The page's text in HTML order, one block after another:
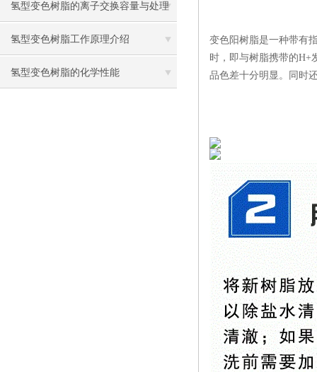
氢型变色树脂的离子交换容量与处理
氢型变色树脂工作原理介绍
氢型变色树脂的化学性能
变色阳树脂是一种带有
时，即与树脂携带的H+
品色差十分明显。同时